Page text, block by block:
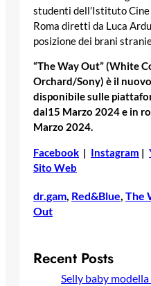
studenti dell’Istituto
Roma diretti da Luca
posizione dei brani
“The Way Out” (White
Orchard/Sony) è il
disponibile sulle
dal15 Marzo 2024 e in
Marzo 2024.
Facebook | Instagram |
Sito Web
dr.gam, Red&Blue, The
Out
Recent Posts
Selly baby